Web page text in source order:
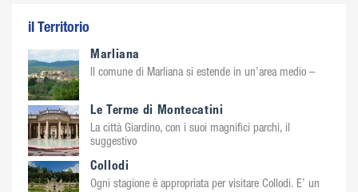
il Territorio
Marliana
Il comune di Marliana si estende in un’area medio –
Le Terme di Montecatini
La città Giardino, con i suoi magnifici parchi, il
suggestivo
Collodi
Ogni stagione è appropriata per visitare Collodi. E’ un